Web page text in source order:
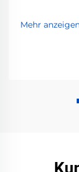
Mehr